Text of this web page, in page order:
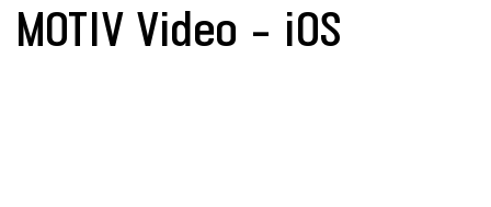
MOTIV Video - iOS